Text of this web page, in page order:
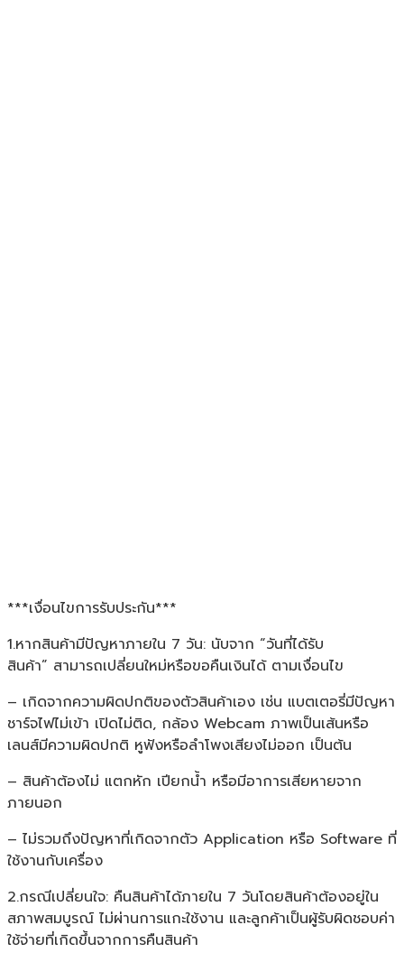
***เงื่อนไขการรับประกัน***
1.หากสินค้ามีปัญหาภายใน 7 วัน: นับจาก “วันที่ได้รับ
สินค้า” สามารถเปลี่ยนใหม่หรือขอคืนเงินได้ ตามเงื่อนไข
– เกิดจากความผิดปกติของตัวสินค้าเอง เช่น แบตเตอรี่มีปัญหา
ชาร์จไฟไม่เข้า เปิดไม่ติด, กล้อง Webcam ภาพเป็นเส้นหรือ
เลนส์มีความผิดปกติ หูฟังหรือลำโพงเสียงไม่ออก เป็นต้น
– สินค้าต้องไม่ แตกหัก เปียกน้ำ หรือมีอาการเสียหายจาก
ภายนอก
– ไม่รวมถึงปัญหาที่เกิดจากตัว Application หรือ Software ที่
ใช้งานกับเครื่อง
2.กรณีเปลี่ยนใจ: คืนสินค้าได้ภายใน 7 วันโดยสินค้าต้องอยู่ใน
สภาพสมบูรณ์ ไม่ผ่านการแกะใช้งาน และลูกค้าเป็นผู้รับผิดชอบค่า
ใช้จ่ายที่เกิดขึ้นจากการคืนสินค้า